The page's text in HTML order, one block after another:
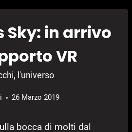
Sky: in arrivo
VR
l'universo
26 Marzo 2019
bocca di molti dal